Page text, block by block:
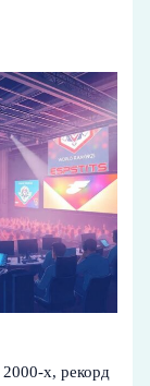
рекорд